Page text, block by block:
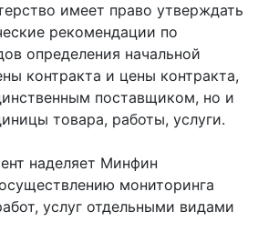
имеет право утверждать
рекомендации по
определения начальной
контракта и цены контракта,
поставщиком, но и
товара, работы, услуги.
наделяет Минфин
мониторинга
услуг отдельными видами